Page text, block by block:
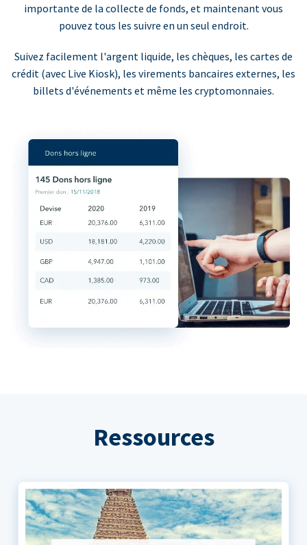
importante de la collecte de fonds, et maintenant vous
pouvez tous les suivre en un seul endroit.
Suivez facilement l'argent liquide, les chèques, les cartes de
crédit (avec Live Kiosk), les virements bancaires externes, les
billets d'événements et même les cryptomonnaies.
Ressources